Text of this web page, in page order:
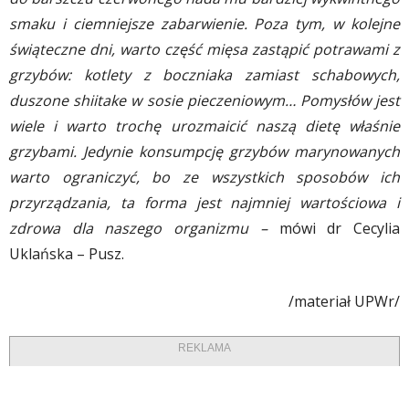
smaku i ciemniejsze zabarwienie. Poza tym, w kolejne
świąteczne dni, warto część mięsa zastąpić potrawami z
grzybów: kotlety z boczniaka zamiast schabowych,
duszone shiitake w sosie pieczeniowym… Pomysłów jest
wiele i warto trochę urozmaicić naszą dietę właśnie
grzybami. Jedynie konsumpcję grzybów marynowanych
warto ograniczyć, bo ze wszystkich sposobów ich
przyrządzania, ta forma jest najmniej wartościowa i
zdrowa dla naszego organizmu –mówi dr Cecylia
Uklańska – Pusz.
/materiał UPWr/
REKLAMA